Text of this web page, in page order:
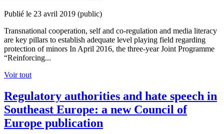
Publié le 23 avril 2019 (public)
Transnational cooperation, self and co-regulation and media literacy
are key pillars to establish adequate level playing field regarding
protection of minors In April 2016, the three-year Joint Programme
“Reinforcing...
Voir tout
Regulatory authorities and hate speech in
Southeast Europe: a new Council of
Europe publication